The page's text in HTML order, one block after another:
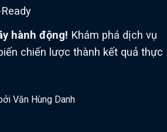
hành động! Khám phá dịch vụ
chiến lược thành kết quả thực
Văn Hùng Danh